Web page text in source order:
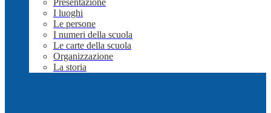
Presentazione
I luoghi
Le persone
I numeri della scuola
Le carte della scuola
Organizzazione
La storia